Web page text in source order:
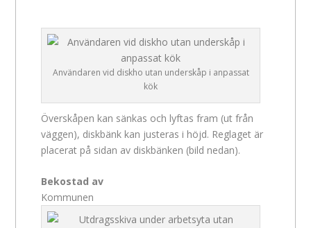
Användaren vid diskho utan underskåp i anpassat
kök
Överskåpen kan sänkas och lyftas fram (ut från
väggen), diskbänk kan justeras i höjd. Reglaget är
placerat på sidan av diskbänken (bild nedan).
Bekostad av
Kommunen